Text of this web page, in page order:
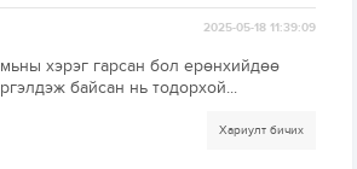
2025-05-18 11:39:09
хэрэг гарсан бол ерөнхийдөө
байсан нь тодорхой...
Хариулт бичих